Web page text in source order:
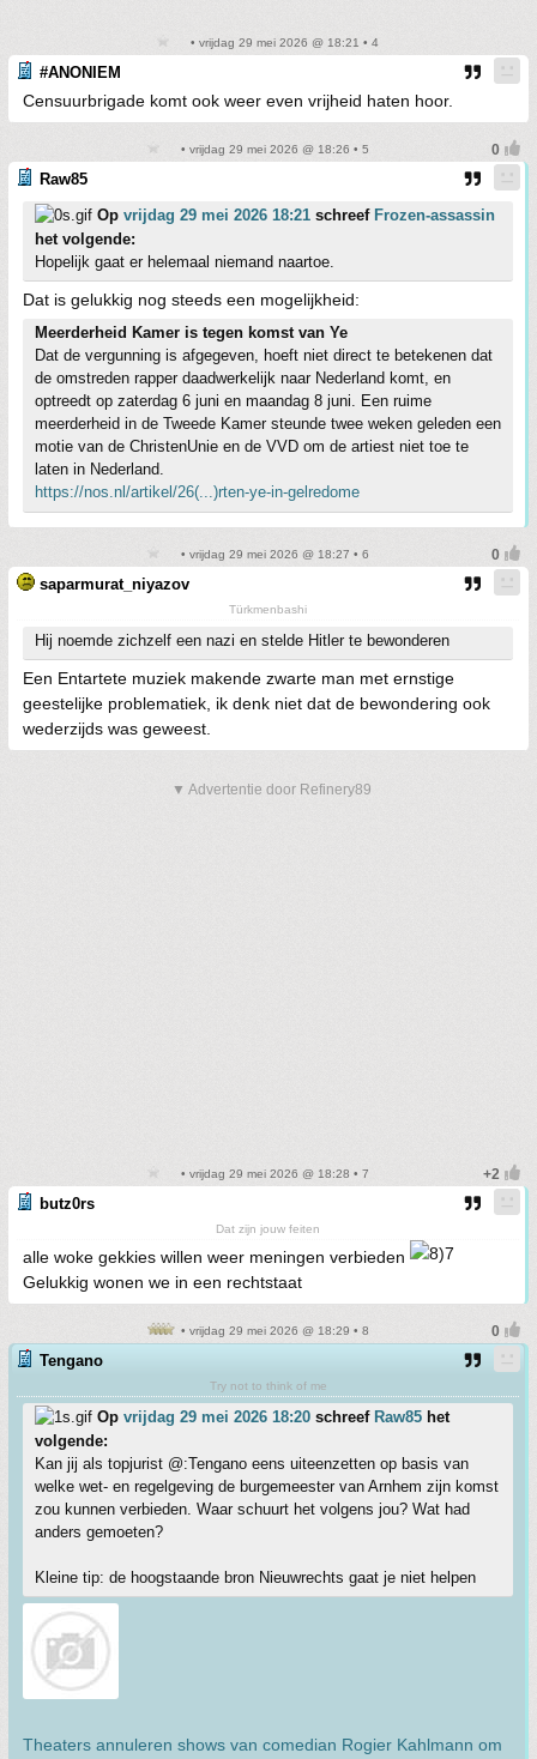
• vrijdag 29 mei 2026 @ 18:21 • 4
#ANONIEM
Censuurbrigade komt ook weer even vrijheid haten hoor.
• vrijdag 29 mei 2026 @ 18:26 • 5
Raw85
Op vrijdag 29 mei 2026 18:21 schreef Frozen-assassin
het volgende:
Hopelijk gaat er helemaal niemand naartoe.
Dat is gelukkig nog steeds een mogelijkheid:
Meerderheid Kamer is tegen komst van Ye
Dat de vergunning is afgegeven, hoeft niet direct te betekenen dat
de omstreden rapper daadwerkelijk naar Nederland komt, en
optreedt op zaterdag 6 juni en maandag 8 juni. Een ruime
meerderheid in de Tweede Kamer steunde twee weken geleden een
motie van de ChristenUnie en de VVD om de artiest niet toe te
laten in Nederland.
https://nos.nl/artikel/26(...)rten-ye-in-gelredome
• vrijdag 29 mei 2026 @ 18:27 • 6
saparmurat_niyazov
Türkmenbashi
Hij noemde zichzelf een nazi en stelde Hitler te bewonderen
Een Entartete muziek makende zwarte man met ernstige
geestelijke problematiek, ik denk niet dat de bewondering ook
wederzijds was geweest.
▼ Advertentie door Refinery89
• vrijdag 29 mei 2026 @ 18:28 • 7
butz0rs
Dat zijn jouw feiten
alle woke gekkies willen weer meningen verbieden
Gelukkig wonen we in een rechtstaat
• vrijdag 29 mei 2026 @ 18:29 • 8
Tengano
Try not to think of me
Op vrijdag 29 mei 2026 18:20 schreef Raw85 het
volgende:
Kan jij als topjurist @:Tengano eens uiteenzetten op basis van
welke wet- en regelgeving de burgemeester van Arnhem zijn komst
zou kunnen verbieden. Waar schuurt het volgens jou? Wat had
anders gemoeten?
Kleine tip: de hoogstaande bron Nieuwrechts gaat je niet helpen
Theaters annuleren shows van comedian Rogier Kahlmann om